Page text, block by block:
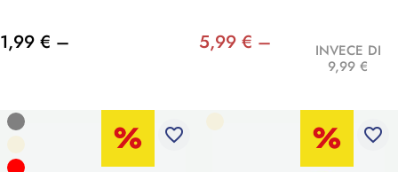
1,99 € – 5,99 € –
INVECE DI
9,99 €
favorite_border favorite_border